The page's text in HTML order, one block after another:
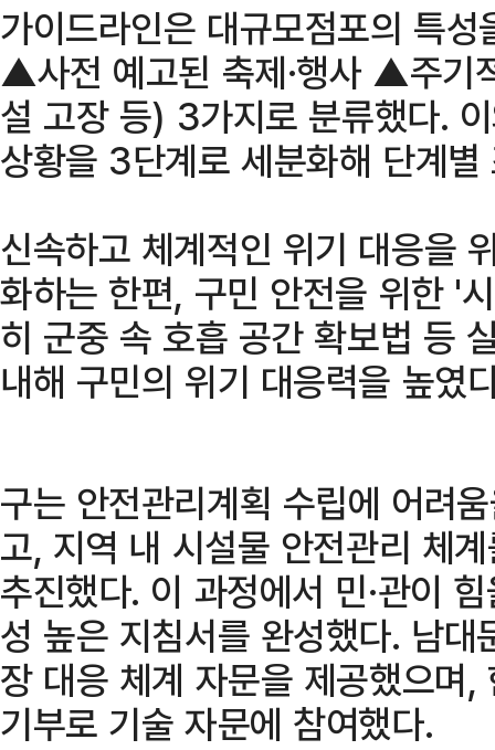
가이드라인은 대규모점포의 특
▲사전 예고된 축제·행사 ▲주기
설 고장 등) 3가지로 분류했다.
상황을 3단계로 세분화해 단계
신속하고 체계적인 위기 대응을
화하는 한편, 구민 안전을 위한 '
히 군중 속 호흡 공간 확보법 등
내해 구민의 위기 대응력을 높였
구는 안전관리계획 수립에 어려
고, 지역 내 시설물 안전관리 체
추진했다. 이 과정에서 민·관이
성 높은 지침서를 완성했다. 남
장 대응 체계 자문을 제공했으며
기부로 기술 자문에 참여했다.